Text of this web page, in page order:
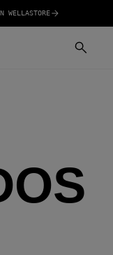
WELLASTORE